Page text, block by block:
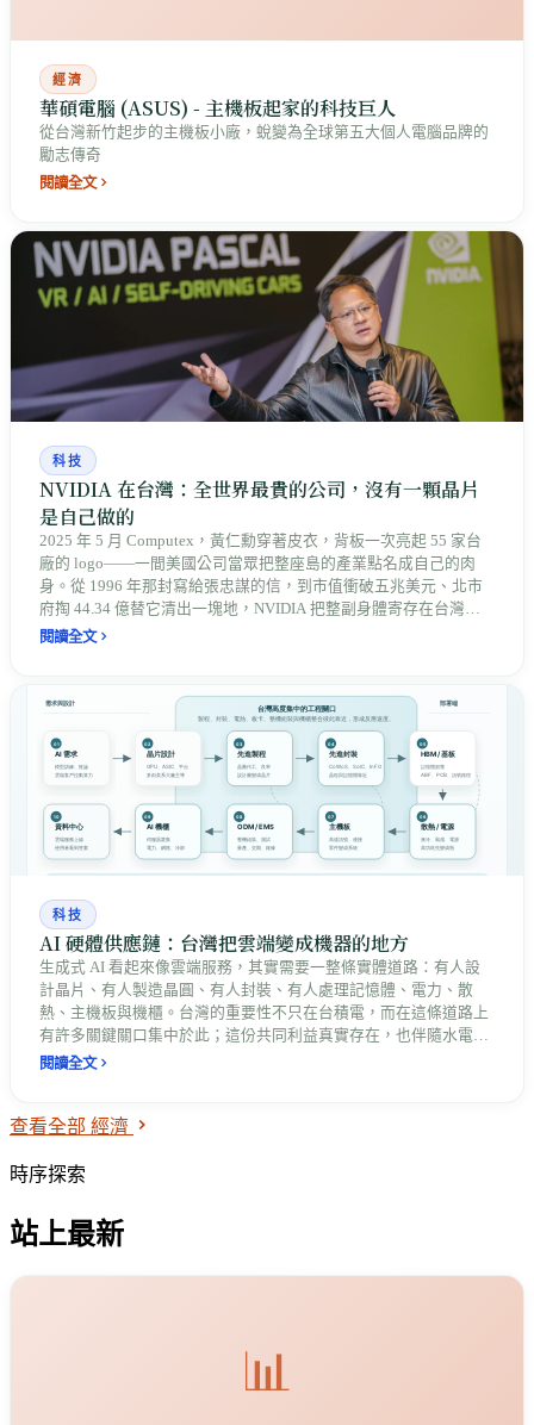
經濟
華碩電腦 (ASUS) - 主機板起家的科技巨人
從台灣新竹起步的主機板小廠，蛻變為全球第五大個人電腦品牌的
勵志傳奇
閱讀全文
科技
NVIDIA 在台灣：全世界最貴的公司，沒有一顆晶片
是自己做的
2025 年 5 月 Computex，黃仁勳穿著皮衣，背板一次亮起 55 家台
廠的 logo——一間美國公司當眾把整座島的產業點名成自己的肉
身。從 1996 年那封寫給張忠謀的信，到市值衝破五兆美元、北市
府掏 44.34 億替它清出一塊地，NVIDIA 把整副身體寄存在台灣。
台灣因此握著全世界關不掉的開關，毛利卻只有 5%、水電被抽
閱讀全文
科技
AI 硬體供應鏈：台灣把雲端變成機器的地方
生成式 AI 看起來像雲端服務，其實需要一整條實體道路：有人設
計晶片、有人製造晶圓、有人封裝、有人處理記憶體、電力、散
熱、主機板與機櫃。台灣的重要性不只在台積電，而在這條道路上
有許多關鍵關口集中於此；這份共同利益真實存在，也伴隨水電、
碳排、所得分配、海外設廠與地緣風險，把抽象口號變成可檢查的
閱讀全文
查看全部 經濟
時序探索
站上最新
📊